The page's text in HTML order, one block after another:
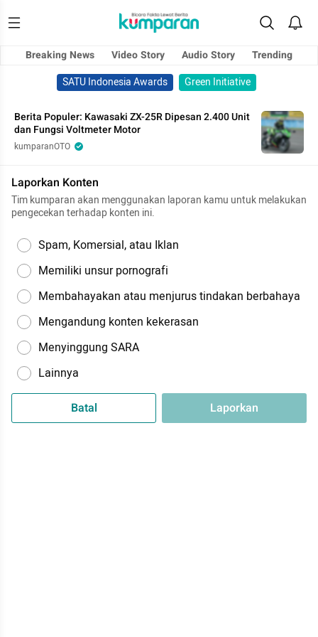
Breaking News Video Story Audio Story
Trending
SATU Indonesia Awards
Green Initiative
Berita Populer: Kawasaki ZX-25R Dipesan 2.400 Unit
dan Fungsi Voltmeter Motor
kumparanOTO
Laporkan Konten
Tim kumparan akan menggunakan laporan kamu untuk melakukan
pengecekan terhadap konten ini.
Spam, Komersial, atau Iklan
Memiliki unsur pornografi
Membahayakan atau menjurus tindakan berbahaya
Mengandung konten kekerasan
Menyinggung SARA
Lainnya
Batal Laporkan